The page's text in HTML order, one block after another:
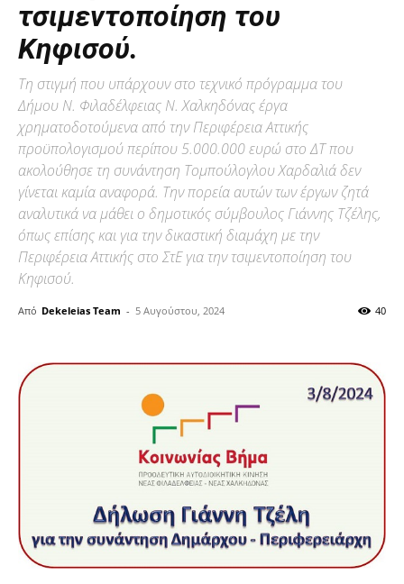
τσιμεντοποίηση του
Κηφισού.
Τη στιγμή που υπάρχουν στο τεχνικό πρόγραμμα του
Δήμου Ν. Φιλαδέλφειας Ν. Χαλκηδόνας έργα
χρηματοδοτούμενα από την Περιφέρεια Αττικής
προϋπολογισμού περίπου 5.000.000 ευρώ στο ΔΤ που
ακολούθησε τη συνάντηση Τομπούλογλου Χαρδαλιά δεν
γίνεται καμία αναφορά. Την πορεία αυτών των έργων ζητά
αναλυτικά να μάθει ο δημοτικός σύμβουλος Γιάννης Τζέλης,
όπως επίσης και για την δικαστική διαμάχη με την
Περιφέρεια Αττικής στο ΣτΕ για την τσιμεντοποίηση του
Κηφισού.
Από Dekeleias Team - 5 Αυγούστου, 2024 40